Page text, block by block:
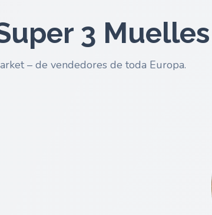
3 Muelles
– de vendedores de toda Europa.